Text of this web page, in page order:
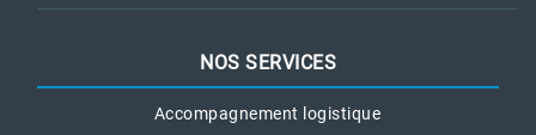
NOS SERVICES
Accompagnement logistique